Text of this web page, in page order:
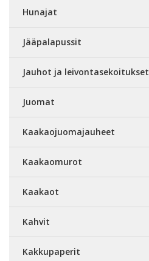
Hunajat
Jääpalapussit
Jauhot ja leivontasekoitukset
Juomat
Kaakaojuomajauheet
Kaakaomurot
Kaakaot
Kahvit
Kakkupaperit